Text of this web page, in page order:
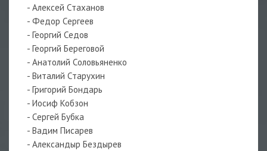
- Алексей Стаханов
- Федор Сергеев
- Георгий Седов
- Георгий Береговой
- Анатолий Соловьяненко
- Виталий Старухин
- Григорий Бондарь
- Иосиф Кобзон
- Сергей Бубка
- Вадим Писарев
- Александыр Бездырев